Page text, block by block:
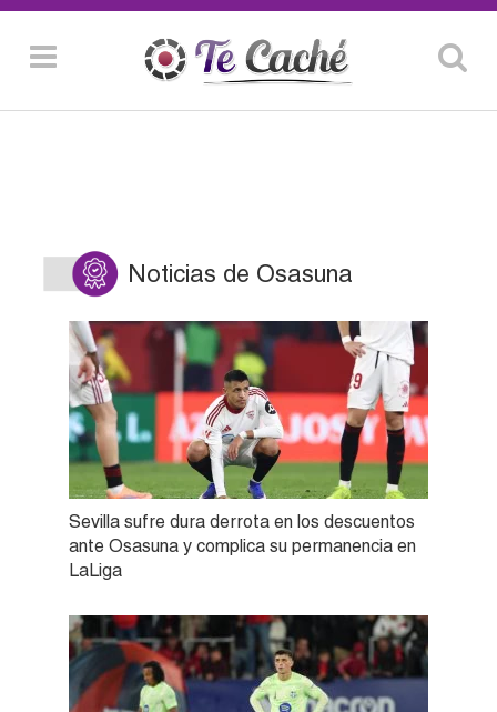
Noticias de Osasuna
Sevilla sufre dura derrota en los descuentos
ante Osasuna y complica su permanencia en
LaLiga